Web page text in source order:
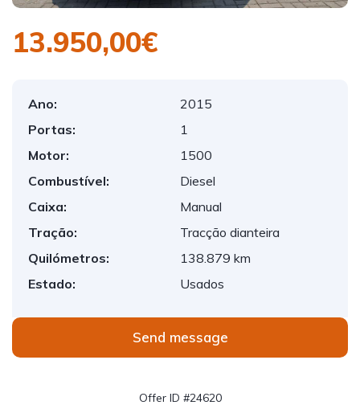
13.950,00€
Ano:
2015
Portas:
1
Motor:
1500
Combustível:
Diesel
Caixa:
Manual
Tração:
Tracção dianteira
Quilómetros:
138.879 km
Estado:
Usados
Send message
Offer ID #24620